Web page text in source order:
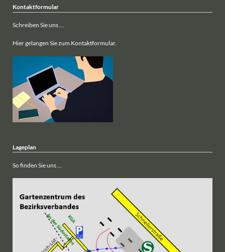
Kontaktformular
Schreiben Sie uns ...
Hier gelangen Sie zum Kontaktformular.
Lageplan
So finden Sie uns ...